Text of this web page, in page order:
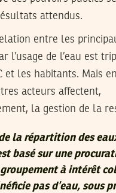
attendus.
entre les
l’usage de l’eau est
et les habitants. Mais
acteurs affectent,
la gestion de la
la répartition des
basé sur une
groupement à intérêt
pas d’eau, sous